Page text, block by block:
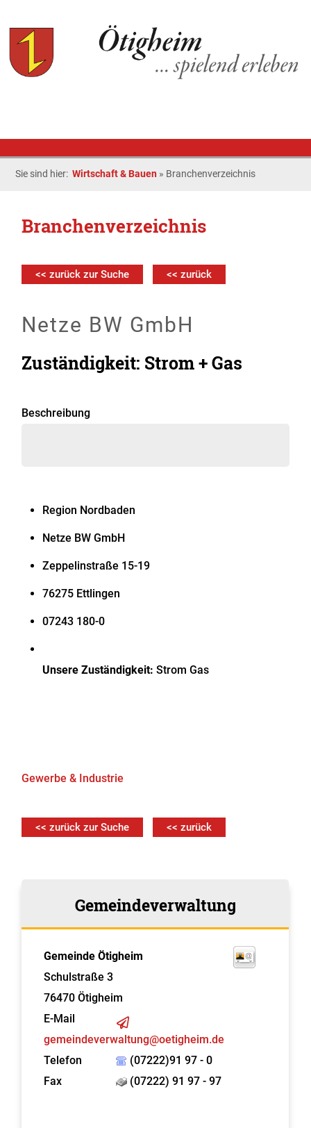
Sie sind hier:Wirtschaft & Bauen » Branchenverzeichnis
Branchenverzeichnis
<< zurück zur Suche << zurück
Netze BW GmbH
Zuständigkeit: Strom + Gas
Beschreibung
Region Nordbaden
Netze BW GmbH
Zeppelinstraße 15-19
76275 Ettlingen
07243 180-0
Unsere Zuständigkeit:StromGas
Gewerbe & Industrie
<< zurück zur Suche << zurück
Gemeindeverwaltung
Gemeinde Ötigheim
Schulstraße 3
76470 Ötigheim
E-Mail
gemeindeverwaltung@oetigheim.de
Telefon
(07222)91 97 - 0
Fax
(07222) 91 97 - 97